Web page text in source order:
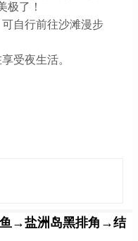
极了！
自行前往沙滩漫步
受夜生活。
→盐洲岛黑排角→结